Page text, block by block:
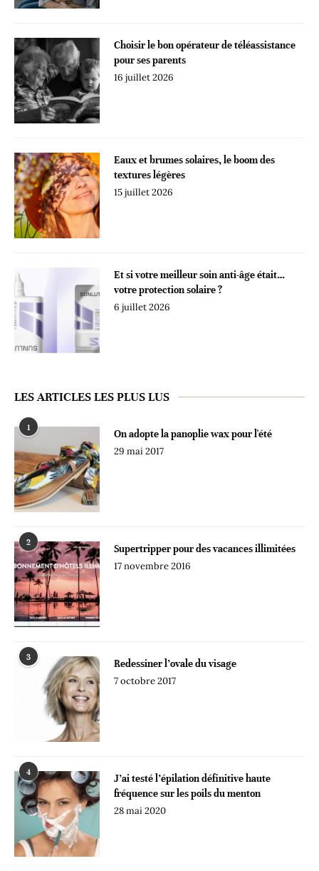
Choisir le bon opérateur de téléassistance
pour ses parents
16 juillet 2026
Eaux et brumes solaires, le boom des
textures légères
15 juillet 2026
Et si votre meilleur soin anti-âge était…
votre protection solaire ?
6 juillet 2026
LES ARTICLES LES PLUS LUS
1
On adopte la panoplie wax pour l'été
29 mai 2017
2
Supertripper pour des vacances illimitées
17 novembre 2016
3
Redessiner l’ovale du visage
7 octobre 2017
4
J’ai testé l’épilation définitive haute
fréquence sur les poils du menton
28 mai 2020